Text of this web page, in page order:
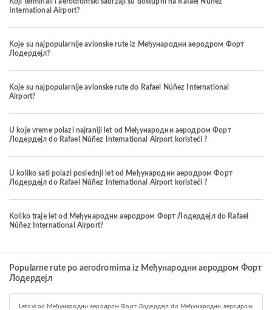
International Airport?
Koje su najpopularnije avionske rute iz Међународни аеродром Форт
Лодердејл?
Koje su najpopularnije avionske rute do Rafael Núñez International
Airport?
U koje vreme polazi najraniji let od Међународни аеродром Форт
Лодердејл do Rafael Núñez International Airport koristeći ?
U koliko sati polazi poslednji let od Међународни аеродром Форт
Лодердејл do Rafael Núñez International Airport koristeći ?
Koliko traje let od Међународни аеродром Форт Лодердејл do Rafael
Núñez International Airport?
Popularne rute po aerodromima iz Међународни аеродром Форт
Лодердејл
Letovi od Међународни аеродром Форт Лодердејл do Међународни аеродром